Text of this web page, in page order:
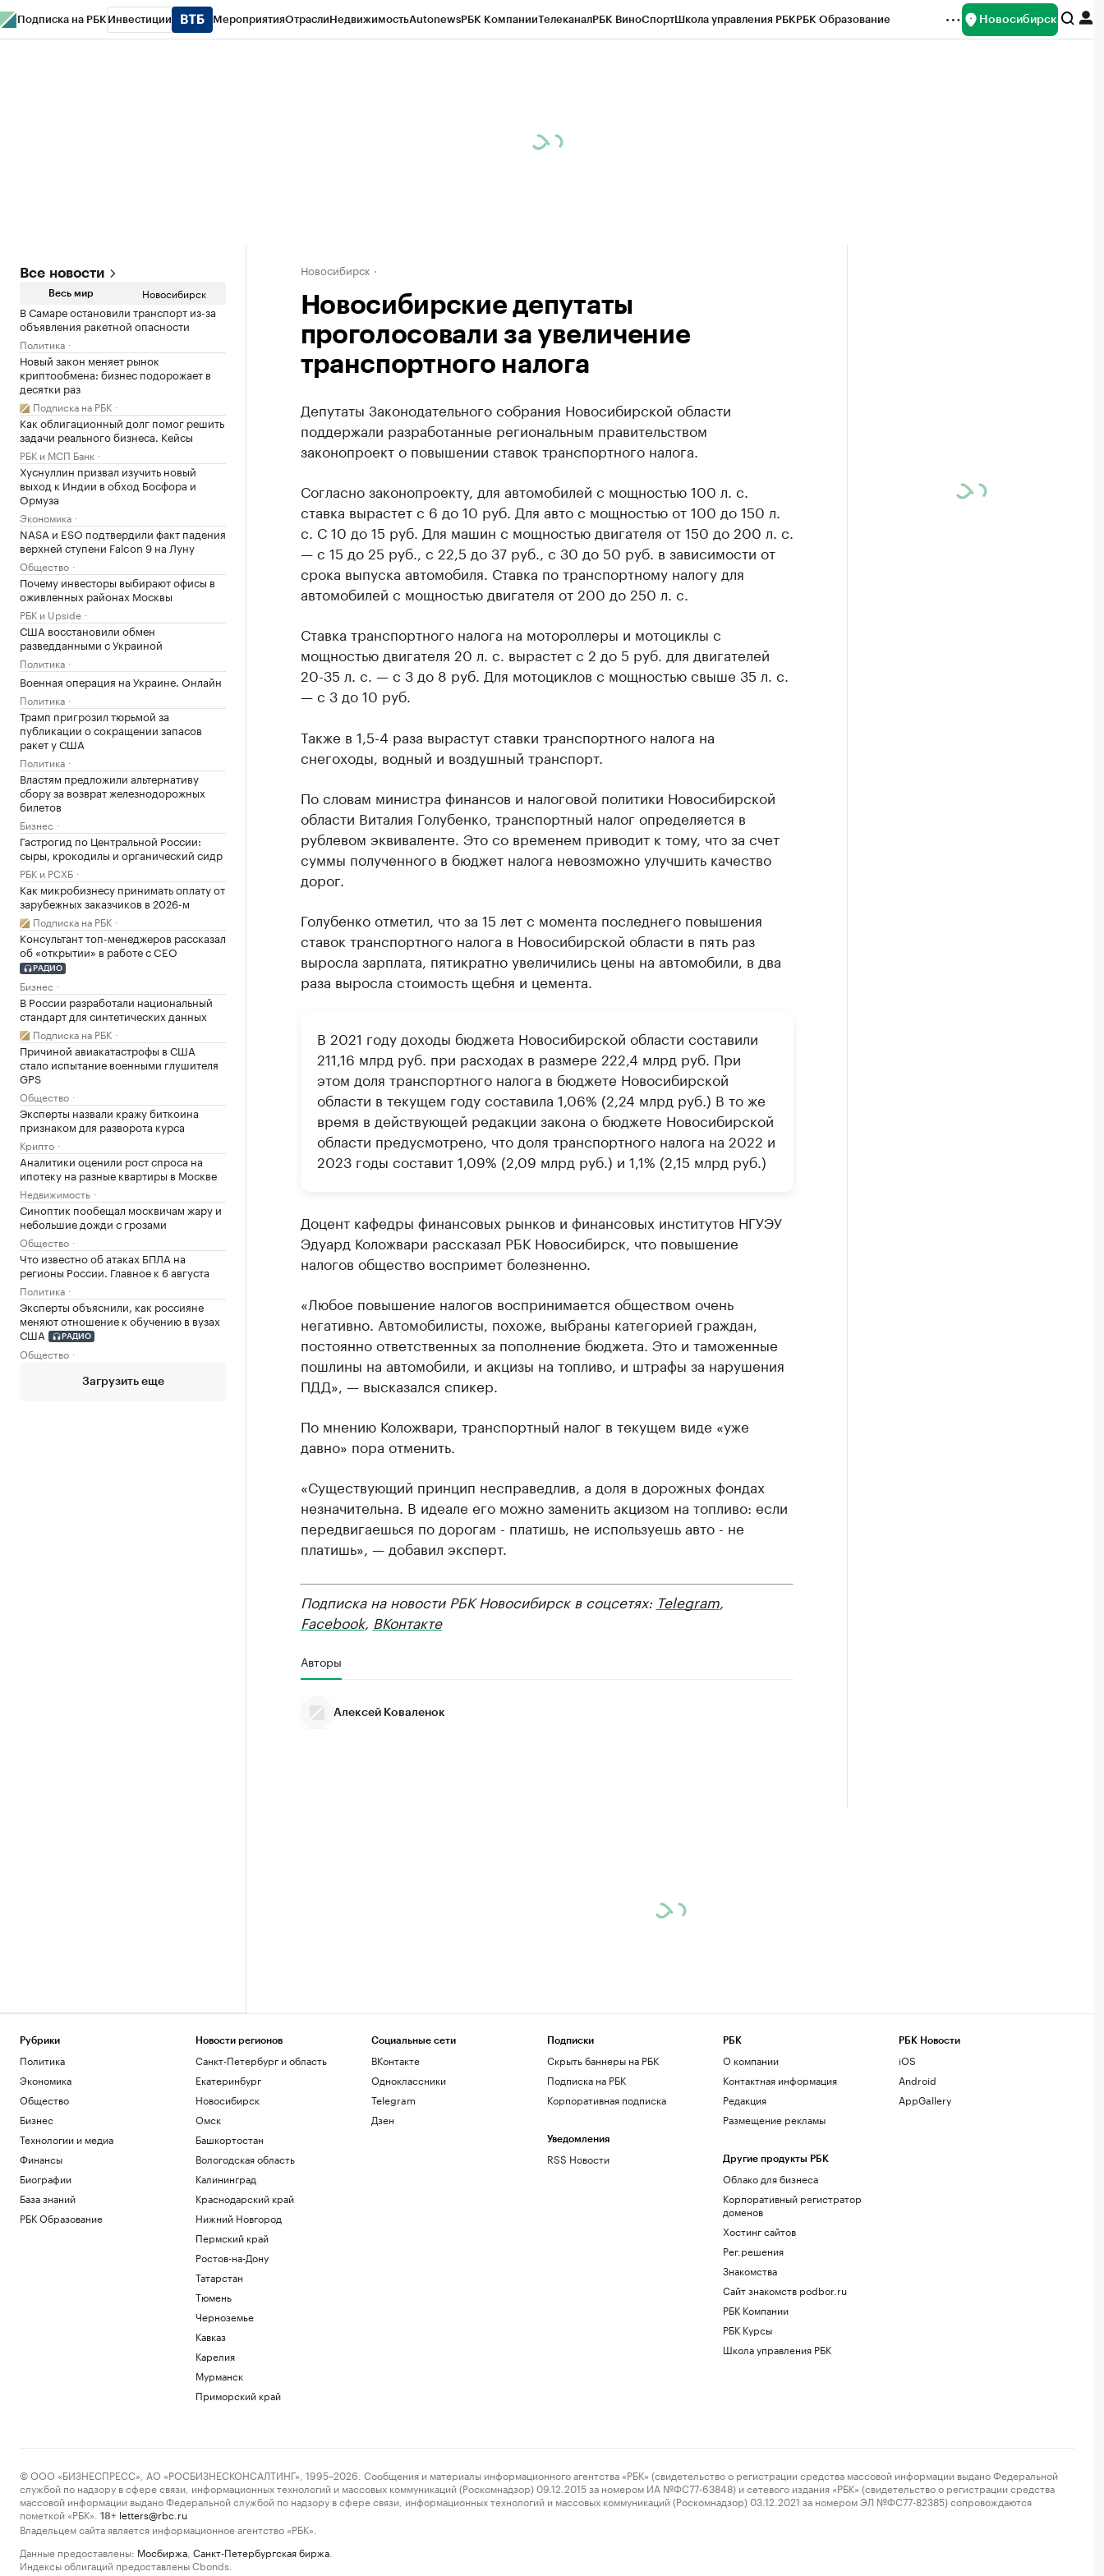
Подписка на РБК Инвестиции МероприятияОтраслиНедвижимостьAutonewsРБК КомпанииТелеканалРБК ВиноСпортШкола управления РБКРБК Образование Новосибирск
Все новости
Весь мир Новосибирск
В Самаре остановили транспорт из-за
объявления ракетной опасности
Политика
Новый закон меняет рынок
криптообмена: бизнес подорожает в
десятки раз
Подписка на РБК
Как облигационный долг помог решить
задачи реального бизнеса. Кейсы
РБК и МСП Банк
Хуснуллин призвал изучить новый
выход к Индии в обход Босфора и
Ормуза
Экономика
NASA и ESO подтвердили факт падения
верхней ступени Falcon 9 на Луну
Общество
Почему инвесторы выбирают офисы в
оживленных районах Москвы
РБК и Upside
США восстановили обмен
разведданными с Украиной
Политика
Военная операция на Украине. Онлайн
Политика
Трамп пригрозил тюрьмой за
публикации о сокращении запасов
ракет у США
Политика
Властям предложили альтернативу
сбору за возврат железнодорожных
билетов
Бизнес
Гастрогид по Центральной России:
сыры, крокодилы и органический сидр
РБК и РСХБ
Как микробизнесу принимать оплату от
зарубежных заказчиков в 2026-м
Подписка на РБК
Консультант топ-менеджеров рассказал
об «открытии» в работе с CEO
РАДИО
Бизнес
В России разработали национальный
стандарт для синтетических данных
Подписка на РБК
Причиной авиакатастрофы в США
стало испытание военными глушителя
GPS
Общество
Эксперты назвали кражу биткоина
признаком для разворота курса
Крипто
Аналитики оценили рост спроса на
ипотеку на разные квартиры в Москве
Недвижимость
Синоптик пообещал москвичам жару и
небольшие дожди с грозами
Общество
Что известно об атаках БПЛА на
регионы России. Главное к 6 августа
Политика
Эксперты объяснили, как россияне
меняют отношение к обучению в вузах
США
РАДИО
Общество
Загрузить еще
Новосибирск
Новосибирские депутаты
проголосовали за увеличение
транспортного налога
Депутаты Законодательного собрания Новосибирской области
поддержали разработанные региональным правительством
законопроект о повышении ставок транспортного налога.
Согласно законопроекту, для автомобилей с мощностью 100 л. с.
ставка вырастет с 6 до 10 руб. Для авто с мощностью от 100 до 150 л.
с. С 10 до 15 руб. Для машин с мощностью двигателя от 150 до 200 л. с.
— с 15 до 25 руб., с 22,5 до 37 руб., с 30 до 50 руб. в зависимости от
срока выпуска автомобиля. Ставка по транспортному налогу для
автомобилей с мощностью двигателя от 200 до 250 л. с.
Ставка транспортного налога на мотороллеры и мотоциклы с
мощностью двигателя 20 л. с. вырастет с 2 до 5 руб. для двигателей
20-35 л. с. — с 3 до 8 руб. Для мотоциклов с мощностью свыше 35 л. с.
— с 3 до 10 руб.
Также в 1,5-4 раза вырастут ставки транспортного налога на
снегоходы, водный и воздушный транспорт.
По словам министра финансов и налоговой политики Новосибирской
области Виталия Голубенко, транспортный налог определяется в
рублевом эквиваленте. Это со временем приводит к тому, что за счет
суммы полученного в бюджет налога невозможно улучшить качество
дорог.
Голубенко отметил, что за 15 лет с момента последнего повышения
ставок транспортного налога в Новосибирской области в пять раз
выросла зарплата, пятикратно увеличились цены на автомобили, в два
раза выросла стоимость щебня и цемента.
В 2021 году доходы бюджета Новосибирской области составили
211,16 млрд руб. при расходах в размере 222,4 млрд руб. При
этом доля транспортного налога в бюджете Новосибирской
области в текущем году составила 1,06% (2,24 млрд руб.) В то же
время в действующей редакции закона о бюджете Новосибирской
области предусмотрено, что доля транспортного налога на 2022 и
2023 годы составит 1,09% (2,09 млрд руб.) и 1,1% (2,15 млрд руб.)
Доцент кафедры финансовых рынков и финансовых институтов НГУЭУ
Эдуард Коложвари рассказал РБК Новосибирск, что повышение
налогов общество воспримет болезненно.
«Любое повышение налогов воспринимается обществом очень
негативно. Автомобилисты, похоже, выбраны категорией граждан,
постоянно ответственных за пополнение бюджета. Это и таможенные
пошлины на автомобили, и акцизы на топливо, и штрафы за нарушения
ПДД», — высказался спикер.
По мнению Коложвари, транспортный налог в текущем виде «уже
давно» пора отменить.
«Существующий принцип несправедлив, а доля в дорожных фондах
незначительна. В идеале его можно заменить акцизом на топливо: если
передвигаешься по дорогам - платишь, не используешь авто - не
платишь», — добавил эксперт.
Подписка на новости РБК Новосибирск в соцсетях: Telegram,
Facebook, ВКонтакте
Авторы
Алексей Коваленок
Рубрики
Политика
Экономика
Общество
Бизнес
Технологии и медиа
Финансы
Биографии
База знаний
РБК Образование
Новости регионов
Санкт-Петербург и область
Екатеринбург
Новосибирск
Омск
Башкортостан
Вологодская область
Калининград
Краснодарский край
Нижний Новгород
Пермский край
Ростов-на-Дону
Татарстан
Тюмень
Черноземье
Кавказ
Карелия
Мурманск
Приморский край
Социальные сети
ВКонтакте
Одноклассники
Telegram
Дзен
Подписки
Скрыть баннеры на РБК
Подписка на РБК
Корпоративная подписка
Уведомления
RSS Новости
РБК
О компании
Контактная информация
Редакция
Размещение рекламы
Другие продукты РБК
Облако для бизнеса
Корпоративный регистратор
доменов
Хостинг сайтов
Рег.решения
Знакомства
Сайт знакомств podbor.ru
РБК Компании
РБК Курсы
Школа управления РБК
РБК Новости
iOS
Android
AppGallery
© ООО «БИЗНЕСПРЕСС», АО «РОСБИЗНЕСКОНСАЛТИНГ», 1995–2026. Сообщения и материалы информационного агентства «РБК» (свидетельство о регистрации средства массовой информации выдано Федеральной
службой по надзору в сфере связи, информационных технологий и массовых коммуникаций (Роскомнадзор) 09.12.2015 за номером ИА №ФС77-63848) и сетевого издания «РБК» (свидетельство о регистрации средства
массовой информации выдано Федеральной службой по надзору в сфере связи, информационных технологий и массовых коммуникаций (Роскомнадзор) 03.12.2021 за номером ЭЛ №ФС77-82385) сопровождаются
пометкой «РБК».
18+ letters@rbc.ru
Владельцем сайта является информационное агентство «РБК».
Данные предоставлены: Мосбиржа Санкт-Петербургская биржа
Индексы облигаций предоставлены Cbonds.